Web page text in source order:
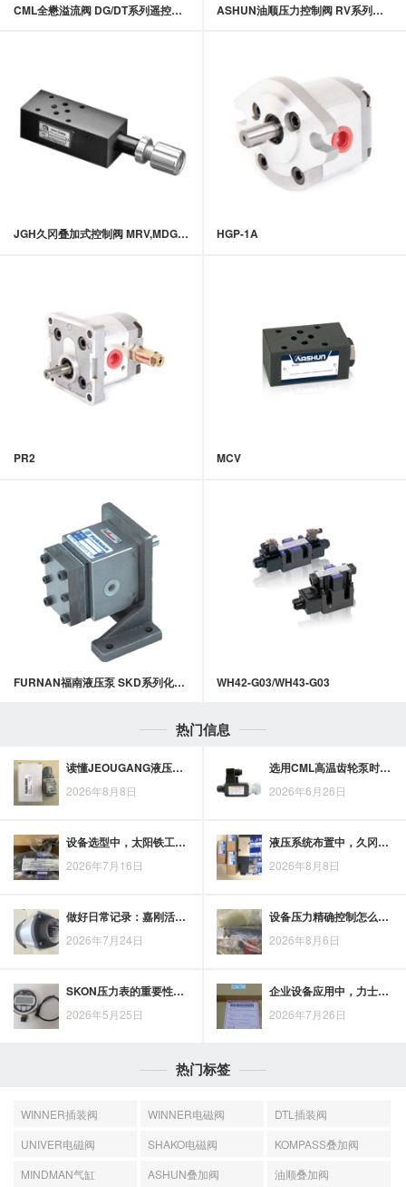
CML全懋溢流阀 DG/DT系列遥控溢流阀 ASHUN油顺压力控制阀 RV系列溢流阀
JGH久冈叠加式控制阀 MRV,MDG系列叠加式溢流阀 HGP-1A
PR2 MCV
FURNAN福南液压泵 SKD系列化工(PU)计量泵 WH42-G03/WH43-G03
热门信息
读懂JEOUGANG液压充液阀：设计原理与实用性分析
2026年8月8日
选用CML高温齿轮泵时，先看影响效率的工况参数
2026年6月26日
设备选型中，太阳铁工油缸型号大全如何用于资料查询与现场参数确认
2026年7月16日
液压系统布置中，久冈插装阀块如何梳理油路方向、阀孔位置与控制逻辑
2026年8月8日
做好日常记录：嘉刚活塞杆油缸的清洁、润滑、渗漏与杆面划伤检查
2026年7月24日
设备压力精确控制怎么选？博世JCS压力继电器的五项考量
2026年8月6日
SKON压力表的重要性：为何每个行业都不能忽视它
2026年5月25日
企业设备应用中，力士乐液压缸的使用案例与选用参考
2026年7月26日
热门标签
WINNER插装阀 WINNER电磁阀
DTL插装阀
UNIVER电磁阀
SHAKO电磁阀
KOMPASS叠加阀
MINDMAN气缸
ASHUN叠加阀 油顺叠加阀